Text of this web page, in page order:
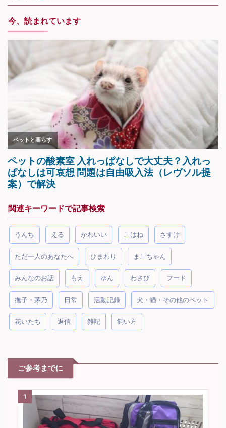
今、読まれています
関連キーワードで記事検索
うんち える かわいい こはね さすけ
ただ一人のあなたへ ひまわり まこちゃん
みんなのお話 もえ ゆん わさび フード
撫子・茅乃 日常 活動記録 犬・猫・その他のペット
花いたち 返信 雑記 飼い方
ご参考までに
1